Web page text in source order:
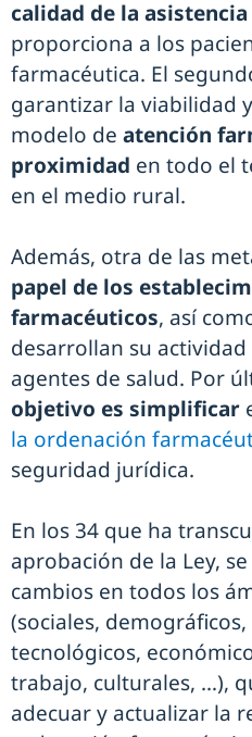
calidad de la
proporciona a los
farmacéutica. El
garantizar la viabilidad
modelo de atención
proximidad en todo el
en el medio rural.
Además, otra de las
papel de los
farmacéuticos, así
desarrollan su
agentes de salud. Por
objetivo es simplificar
la ordenación
seguridad jurídica.
En los 34 que ha
aprobación de la Ley,
cambios en todos los
(sociales,
tecnológicos,
trabajo, culturales, …),
adecuar y actualizar la